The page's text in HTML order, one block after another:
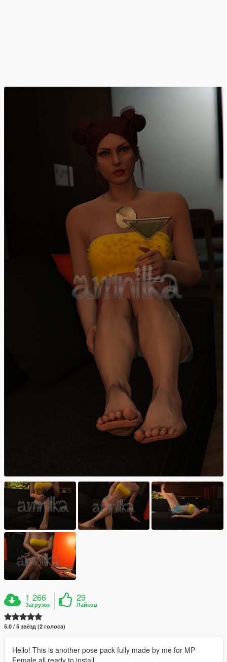
1 266
Загрузок
29
Лайков
5.0 / 5 звёзд (2 голоса)
Hello! This is another pose pack fully made by me for MP